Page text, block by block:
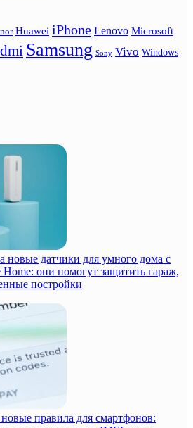
Huawei iPhone Lenovo Microsoft
Samsung Sony Vivo Windows
новые датчики для умного дома с
они помогут защитить гараж,
постройки
правила для смартфонов: